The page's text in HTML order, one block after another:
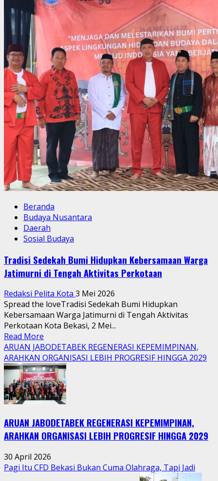
Beranda
Budaya Nusantara
Daerah
Sosial Budaya
Tradisi Sedekah Bumi Hidupkan Kebersamaan Warga
Jatimurni di Tengah Aktivitas Perkotaan
Redaksi Pelita Kota 3 Mei 2026
Spread the loveTradisi Sedekah Bumi Hidupkan
Kebersamaan Warga Jatimurni di Tengah Aktivitas
Perkotaan Kota Bekasi, 2 Mei...
Read More
more
about
Tradisi
Sedekah
Bumi
Hidupkan
Warga
Jatimurni
di
Tengah
Aktivitas
Perkotaan
ARUAN JABODETABEK REGENERASI KEPEMIMPINAN,
ARAHKAN ORGANISASI LEBIH PROGRESIF HINGGA 2029
ARUAN JABODETABEK REGENERASI KEPEMIMPINAN,
ARAHKAN ORGANISASI LEBIH PROGRESIF HINGGA 2029
30 April 2026
Pagi Itu CFD Bekasi Bukan Cuma Olahraga, Tapi Jadi